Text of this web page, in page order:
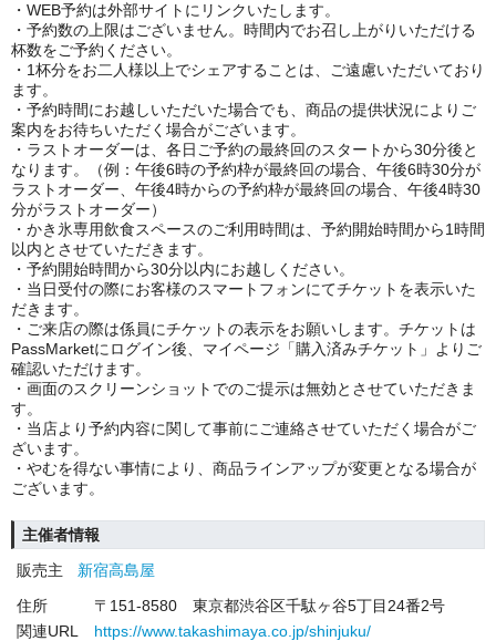
・WEB予約は外部サイトにリンクいたします。
・予約数の上限はございません。時間内でお召し上がりいただける
杯数をご予約ください。
・1杯分をお二人様以上でシェアすることは、ご遠慮いただいており
ます。
・予約時間にお越しいただいた場合でも、商品の提供状況によりご
案内をお待ちいただく場合がございます。
・ラストオーダーは、各日ご予約の最終回のスタートから30分後と
なります。（例：午後6時の予約枠が最終回の場合、午後6時30分が
ラストオーダー、午後4時からの予約枠が最終回の場合、午後4時30
分がラストオーダー）
・かき氷専用飲食スペースのご利用時間は、予約開始時間から1時間
以内とさせていただきます。
・予約開始時間から30分以内にお越しください。
・当日受付の際にお客様のスマートフォンにてチケットを表示いた
だきます。
・ご来店の際は係員にチケットの表示をお願いします。チケットは
PassMarketにログイン後、マイページ「購入済みチケット」よりご
確認いただけます。
・画面のスクリーンショットでのご提示は無効とさせていただきま
す。
・当店より予約内容に関して事前にご連絡させていただく場合がご
ざいます。
・やむを得ない事情により、商品ラインアップが変更となる場合が
ございます。
主催者情報
販売主
新宿高島屋
住所
〒151-8580 東京都渋谷区千駄ヶ谷5丁目24番2号
関連URL
https://www.takashimaya.co.jp/shinjuku/